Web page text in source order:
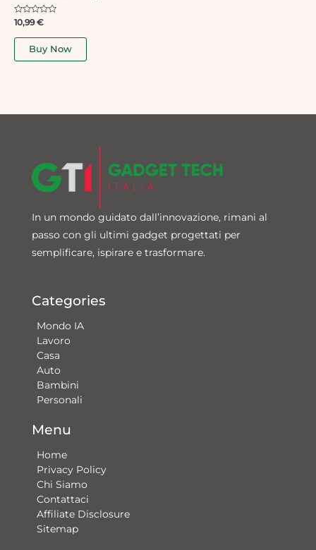
Rated
out
10,99€
Buy Now
In un mondo guidato dall’innovazione, rimani al
passo con gli ultimi gadget progettati per
semplificare, ispirare e trasformare.
Categories
Mondo IA
Lavoro
Casa
Auto
Bambini
Personali
Menu
Home
Privacy Policy
Chi Siamo
Contattaci​
Affiliate Disclosure
Sitemap